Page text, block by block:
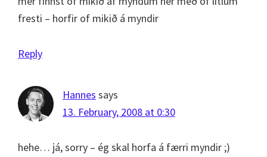
fresti – horfir of mikið á myndir
Reply
Hannes says
13. February, 2008 at 0:30
hehe… já, sorry – ég skal horfa á færri myndir ;)